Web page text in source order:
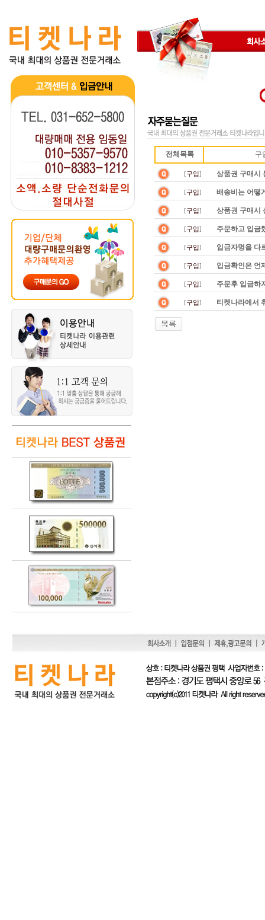
전체목록 구
[구입] 상품권 구매시
[구입] 배송비는 어떻
[구입] 상품권 구매시
[구입] 주문하고 입금
[구입] 입금자명을 다
[구입] 입금확인은 언
[구입] 주문후 입금하
[구입] 티켓나라에서